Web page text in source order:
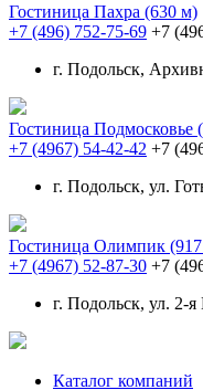
Гостиница Пахра (630 м)
+7 (496) 752-75-69 +7
г. Подольск,
Гостиница Подмосковье
+7 (4967) 54-42-42 +7
г. Подольск, ул.
Гостиница Олимпик
+7 (4967) 52-87-30 +7
г. Подольск, ул. 2-
Каталог компаний